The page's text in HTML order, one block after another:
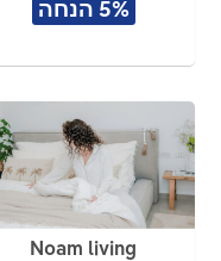
5% הנחה
Noam living